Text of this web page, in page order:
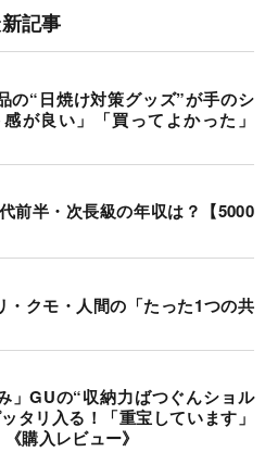
記事
の“日焼け対策グッズ”が手のシ
が良い」「買ってよかった」
前半・次長級の年収は？【5000
・クモ・人間の「たった1つの共
」GUの“収納力ばつぐんショル
タリ入る！「重宝しています」
購入レビュー》